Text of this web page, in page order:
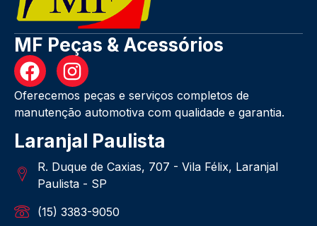
MF Peças & Acessórios
Oferecemos peças e serviços completos de
manutenção automotiva com qualidade e garantia.
Laranjal Paulista
R. Duque de Caxias, 707 - Vila Félix, Laranjal
Paulista - SP
(15) 3383-9050